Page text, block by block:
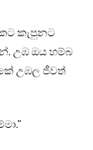
කැපුනට
උඹ ඔය හම්බ
උඹල ජීවත්